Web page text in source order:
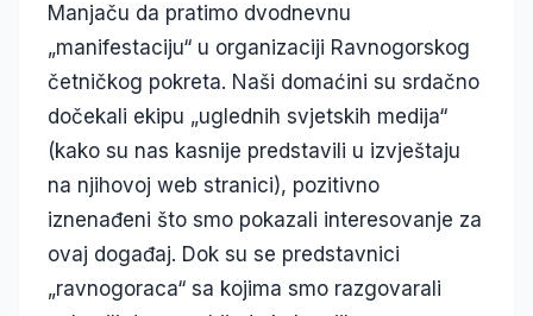
Manjaču da pratimo dvodnevnu
„manifestaciju“ u organizaciji Ravnogorskog
četničkog pokreta. Naši domaćini su srdačno
dočekali ekipu „uglednih svjetskih medija“
(kako su nas kasnije predstavili u izvještaju
na njihovoj web stranici), pozitivno
iznenađeni što smo pokazali interesovanje za
ovaj događaj. Dok su se predstavnici
„ravnogoraca“ sa kojima smo razgovarali